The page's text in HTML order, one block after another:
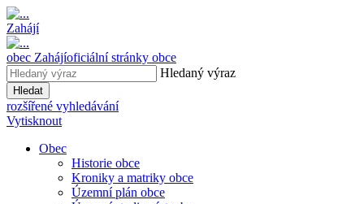
Zahájí
obec Zahájíoficiální stránky obce
Hledaný výraz
Hledat
rozšířené vyhledávání
Vytisknout
Obec
Historie obce
Kroniky a matriky obce
Územní plán obce